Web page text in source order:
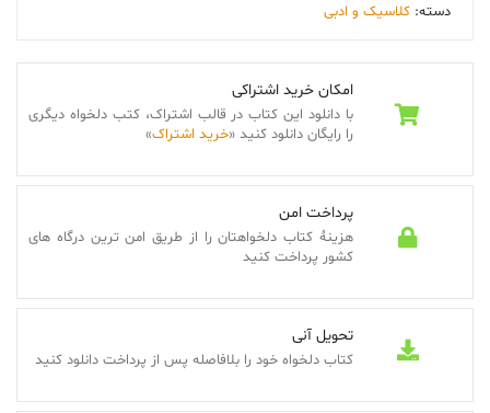
امکان خرید اشتراکی
با دانلود این کتاب در قالب اشتراک، کتب دلخواه دیگری
را رایگان دانلود کنید «خرید اشتراک»
پرداخت امن
هزینۀ کتاب دلخواهتان را از طریق امن ترین درگاه های
کشور پرداخت کنید
تحویل آنی
کتاب دلخواه خود را بلافاصله پس از پرداخت دانلود کنید
دسته: کلاسیک و ادبی